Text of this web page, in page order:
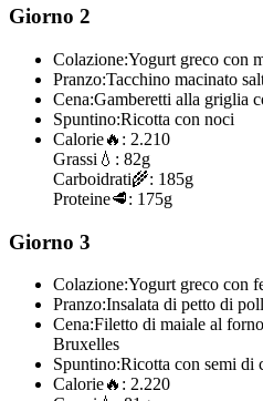
Giorno 2
Colazione:Yogurt greco con
Pranzo:Tacchino macinato
Cena:Gamberetti alla griglia
Spuntino:Ricotta con noci
Calorie🔥: 2.210
Grassi 💧: 82g
Carboidrati🌾: 185g
Proteine🥩: 175g
Giorno 3
Colazione:Yogurt greco con
Pranzo:Insalata di petto di
Cena:Filetto di maiale al
Bruxelles
Spuntino:Ricotta con semi di
Calorie🔥: 2.220